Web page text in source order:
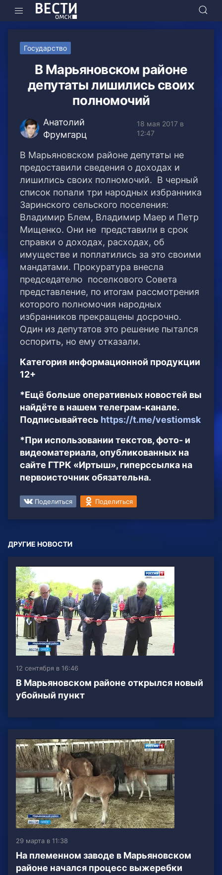
Государство
В Марьяновском районе
депутаты лишились своих
полномочий
Анатолий
Фрумгарц
18 мая 2017 в
12:47
В Марьяновском районе депутаты не
предоставили сведения о доходах и
лишились своих полномочий. В черный
список попали три народных избранника
Заринского сельского поселения:
Владимир Блем, Владимир Маер и Петр
Мищенко. Они не представили в срок
справки о доходах, расходах, об
имуществе и поплатились за это своими
мандатами. Прокуратура внесла
председателю поселкового Совета
представление, по итогам рассмотрения
которого полномочия народных
избранников прекращены досрочно.
Один из депутатов это решение пытался
оспорить, но ему отказали.
Категория информационной продукции
12+
*Ещё больше оперативных новостей вы
найдёте в нашем телеграм-канале.
Подписывайтесь https://t.me/vestiomsk
*При использовании текстов, фото- и
видеоматериала, опубликованных на
сайте ГТРК «Иртыш», гиперссылка на
первоисточник обязательна.
Поделиться Поделиться
ДРУГИЕ НОВОСТИ
12 сентября в 16:46
В Марьяновском районе открылся новый
убойный пункт
29 марта в 11:38
На племенном заводе в Марьяновском
районе начался процесс выжеребки